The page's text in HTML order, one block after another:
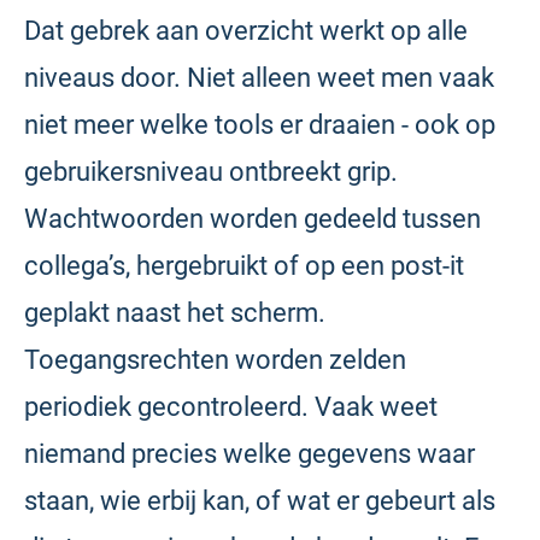
Dat gebrek aan overzicht werkt op alle
niveaus door. Niet alleen weet men vaak
niet meer welke tools er draaien - ook op
gebruikersniveau ontbreekt grip.
Wachtwoorden worden gedeeld tussen
collega’s, hergebruikt of op een post-it
geplakt naast het scherm.
Toegangsrechten worden zelden
periodiek gecontroleerd. Vaak weet
niemand precies welke gegevens waar
staan, wie erbij kan, of wat er gebeurt als